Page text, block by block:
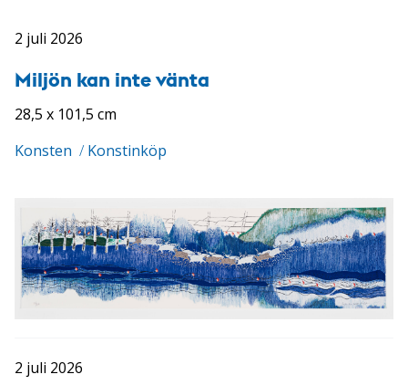
2 juli 2026
Miljön kan inte vänta
28,5 x 101,5 cm
Konsten / Konstinköp
2 juli 2026